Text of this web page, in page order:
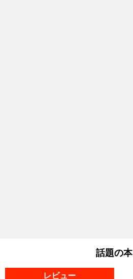
話題の本
レビュー